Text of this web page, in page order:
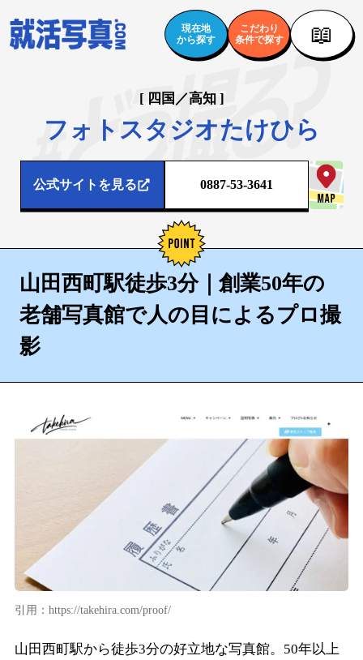
現在地
から探す
こだわり
条件で探す
📖
[ 四国／高知 ]
フォトスタジオたけひら
公式サイトを見る 0887-53-3641
山田西町駅徒歩3分｜創業50年の
老舗写真館で人の目によるプロ撮
影
引用：https://takehira.com/proof/
山田西町駅から徒歩3分の好立地な写真館。50年以上